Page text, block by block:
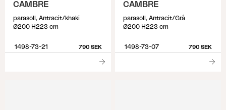
CAMBRE
parasoll, Antracit/khaki
Ø200 H223 cm
1498-73-21 790 SEK
CAMBRE
parasoll, Antracit/Grå
Ø200 H223 cm
1498-73-07 790 SEK